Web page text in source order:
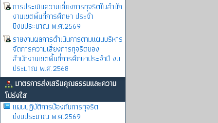
การประเมินความเสี่ยงการทุจริตในสำนัก
งานเขตพิ้นที่การศึกษา ประจำ
ปีงบประมาณ พ.ศ.2569
รายงานผลการดำเนินการตามแผนบริหาร
จัดการความเสี่ยงการทุจริตของ
สำนักงานเขตพื้นที่การศึกษาประจำปี งบ
ประมาณ พ.ศ.2568
มาตรการส่งเสริมคุณธรรมและความ
โปร่งใส
แผนปฏิบัติการป้องกันการทุจริต
ปีงบประมาณ พ.ศ.2569